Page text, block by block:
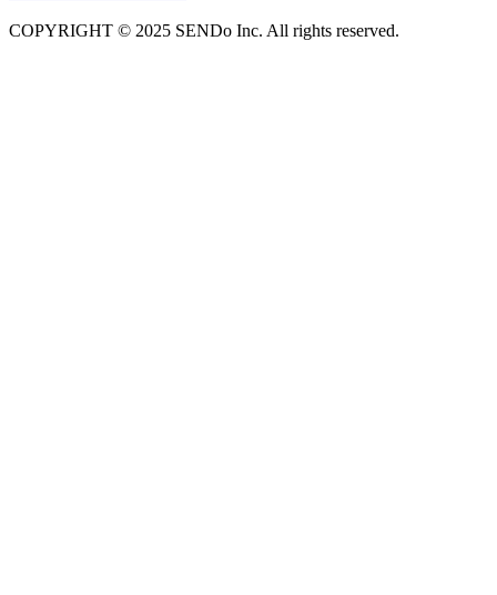
COPYRIGHT © 2025 SENDo Inc. All rights reserved.